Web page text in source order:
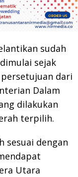
sudah
sejak
dari
Dalam
dilakukan
terpilih.
sesuai dengan
Utara